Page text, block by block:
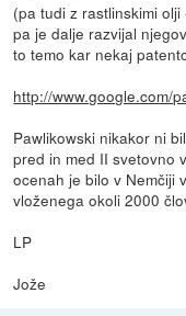
(pa tudi z rastlinskimi
pa je dalje razvijal
to temo kar nekaj
http://www.google.com/
Pawlikowski nikakor ni
pred in med II svetovno
ocenah je bilo v Nemčiji
vloženega okoli 2000
LP
Jože